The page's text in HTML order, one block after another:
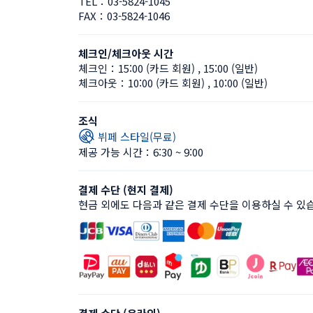
FAX： 03-5824-1046
체크인/체크아웃 시간
체크인： 15:00 (카드 회원) , 15:00 (일반)
체크아웃： 10:00 (카드 회원) , 10:00 (일반)
조식
뷔페 스타일(무료)
제공 가능 시간：6:30 ~ 9:00
결제 수단 (현지 결제)
현금 외에도 다음과 같은 결제 수단을 이용하실 수 있